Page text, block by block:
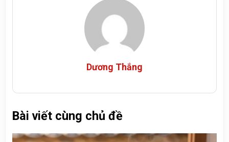
Dương Thắng
Bài viết cùng chủ đề